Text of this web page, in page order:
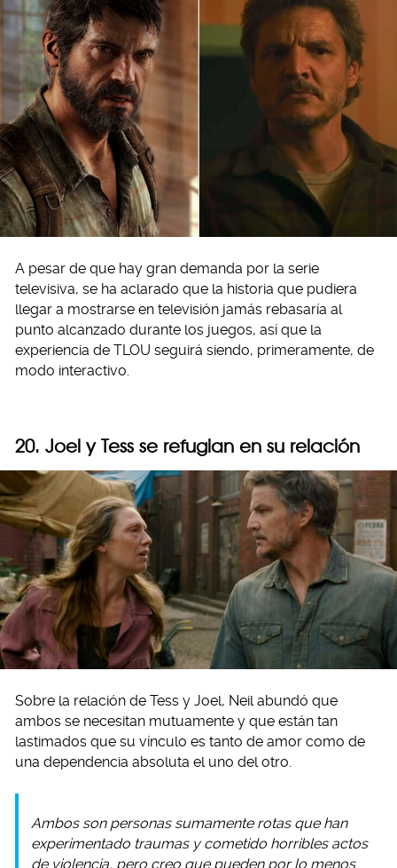
A pesar de que hay gran demanda por la serie
televisiva, se ha aclarado que la historia que pudiera
llegar a mostrarse en televisión jamás rebasaría al
punto alcanzado durante los juegos, así que la
experiencia de TLOU seguirá siendo, primeramente, de
modo interactivo.
20. Joel y Tess se refugian en su relación
Sobre la relación de Tess y Joel, Neil abundó que
ambos se necesitan mutuamente y que están tan
lastimados que su vínculo es tanto de amor como de
una dependencia absoluta el uno del otro.
Ambos son personas sumamente rotas que han
experimentado traumas y cometido horribles actos
de violencia, pero creo que pueden por lo menos